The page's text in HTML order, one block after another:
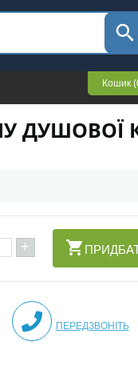
Кошик (
ДУШОВОЇ
+
ПЕРЕДЗВОНІТЬ